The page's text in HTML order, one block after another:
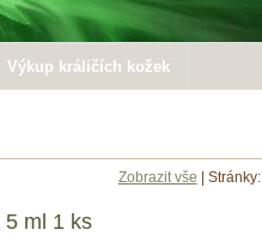
Výkup králičích kožek
Zobrazit vše | Stránky:
ml 1 ks